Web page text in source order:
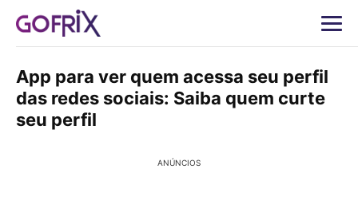
App para ver quem acessa seu perfil
das redes sociais: Saiba quem curte
seu perfil
ANÚNCIOS